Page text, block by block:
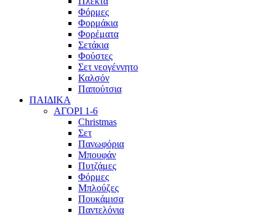
Φόρμες
Φορμάκια
Φορέματα
Σετάκια
Φούστες
Σετ νεογέννητο
Καλσόν
Παπούτσια
ΠΑΙΔΙΚΑ
ΑΓΟΡΙ 1-6
Christmas
Σετ
Πανωφόρια
Μπουφάν
Πυτζάμες
Φόρμες
Μπλούζες
Πουκάμισα
Παντελόνια